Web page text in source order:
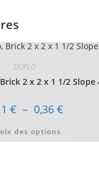
DUPLO
2 x 2 x 1 1/2 Slope
€ – 0,36 €Plage
de
à
des options
a